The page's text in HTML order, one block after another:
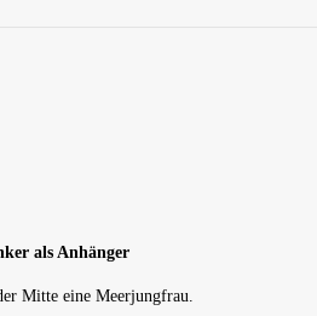
als Anhänger
Mitte eine Meerjungfrau.